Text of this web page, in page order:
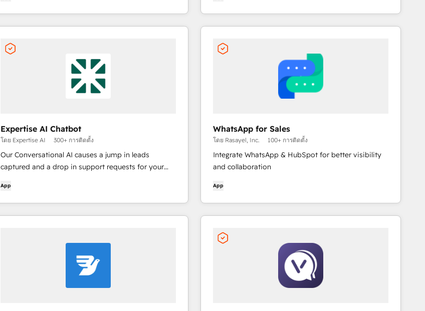
Expertise AI Chatbot
โดย Expertise AI 300+ การติดตั้ง
Our Conversational AI causes a jump in leads
captured and a drop in support requests for your
App
WhatsApp for Sales
โดย Rasayel, Inc. 100+ การติดตั้ง
Integrate WhatsApp & HubSpot for better visibility
and collaboration
App